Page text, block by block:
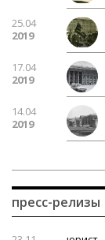
25.04
2019
17.04
2019
14.04
2019
пресс-релизы